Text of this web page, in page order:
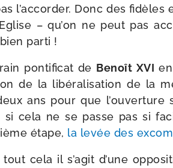
l’ac­cor­der. Donc des fidèles
– qu’on ne peut pas
parti !
pon­ti­fi­cat de Benoît XVI
de la libé­ra­li­sa­tion de la
ans pour que l’ou­ver­ture
si cela ne se passe pas si
étape, la levée des
cela il s’a­git d’une